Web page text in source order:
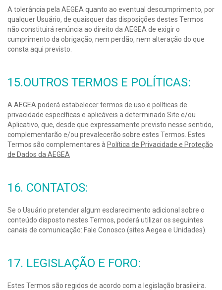
A tolerância pela AEGEA quanto ao eventual descumprimento, por
qualquer Usuário, de quaisquer das disposições destes Termos
não constituirá renúncia ao direito da AEGEA de exigir o
cumprimento da obrigação, nem perdão, nem alteração do que
consta aqui previsto.
15.OUTROS TERMOS E POLÍTICAS:
A AEGEA poderá estabelecer termos de uso e políticas de
privacidade específicas e aplicáveis a determinado Site e/ou
Aplicativo, que, desde que expressamente previsto nesse sentido,
complementarão e/ou prevalecerão sobre estes Termos. Estes
Termos são complementares à Política de Privacidade e Proteção
de Dados da AEGEA
16. CONTATOS:
Se o Usuário pretender algum esclarecimento adicional sobre o
conteúdo disposto nestes Termos, poderá utilizar os seguintes
canais de comunicação: Fale Conosco (sites Aegea e Unidades).
17. LEGISLAÇÃO E FORO:
Estes Termos são regidos de acordo com a legislação brasileira.